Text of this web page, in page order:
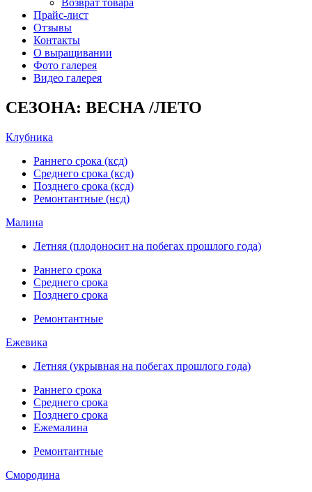
Возврат товара
Прайс-лист
Отзывы
Контакты
О выращивании
Фото галерея
Видео галерея
СЕЗОНА: ВЕСНА /ЛЕТО
Клубника
Раннего срока (ксд)
Среднего срока (ксд)
Позднего срока (ксд)
Ремонтантные (нсд)
Малина
Летняя (плодоносит на побегах прошлого года)
Раннего срока
Среднего срока
Позднего срока
Ремонтантные
Ежевика
Летняя (укрывная на побегах прошлого года)
Раннего срока
Среднего срока
Позднего срока
Ежемалина
Ремонтантные
Смородина